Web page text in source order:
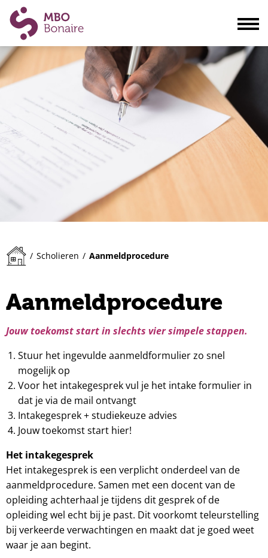
Opleidingen
Volwassenen
Bedrijven
/ Scholieren / Aanmeldprocedure
Aanmeldprocedure
Jouw toekomst start in slechts vier simpele stappen.
Stuur het ingevulde aanmeldformulier zo snel
mogelijk op
Voor het intakegesprek vul je het intake formulier in
dat je via de mail ontvangt
Intakegesprek + studiekeuze advies
Jouw toekomst start hier!
Het intakegesprek
Het intakegesprek is een verplicht onderdeel van de
aanmeldprocedure. Samen met een docent van de
opleiding achterhaal je tijdens dit gesprek of de
opleiding wel echt bij je past. Dit voorkomt teleurstelling
bij verkeerde verwachtingen en maakt dat je goed weet
waar je aan begint.